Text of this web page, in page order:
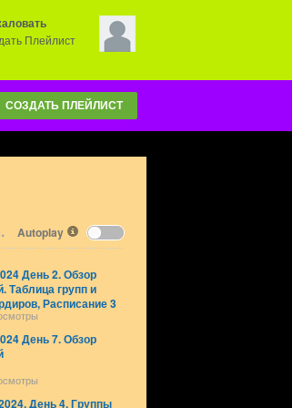
Плейлист
СОЗДАТЬ ПЛЕЙЛИСТ
Autoplay
День 2. Обзор
Таблица групп и
Расписание 3
дня!
День 7. Обзор
День 4. Группы